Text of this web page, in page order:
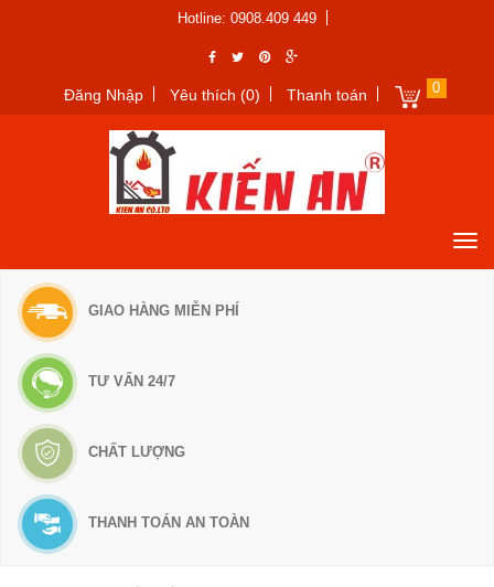
Hotline: 0908.409 449
Đăng Nhập Yêu thích (0) Thanh toán 0
GIAO HÀNG MIỄN PHÍ
TƯ VẤN 24/7
CHẤT LƯỢNG
THANH TOÁN AN TOÀN